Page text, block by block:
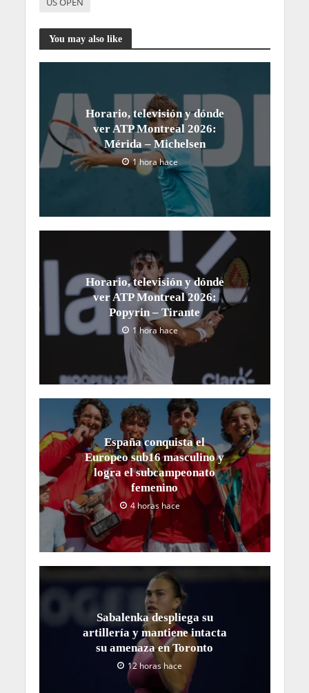
US OPEN
You may also like
Horario, televisión y dónde
ver ATP Montreal 2026:
Mérida – Michelsen
1 hora hace
Horario, televisión y dónde
ver ATP Montreal 2026:
Popyrin – Tirante
1 hora hace
España conquista el
Europeo sub16 masculino y
logra el subcampeonato
femenino
4 horas hace
Sabalenka despliega su
artillería y mantiene intacta
su amenaza en Toronto
12 horas hace